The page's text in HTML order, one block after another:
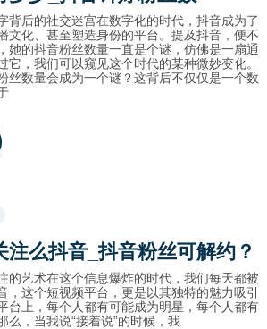
背后的社交迷宫在数字化的时代，抖音成为了
文化、甚至塑造身份的平台。提及抖音，便不
她的抖音粉丝数量一直是个谜，仿佛是一扇通
它，我们可以窥见这个时代的某种微妙变化。
丝数量会成为一个谜？这背后不仅仅是一个数
注么抖音_抖音粉丝可解约？
的艺术在这个信息爆炸的时代，我们每天都被
，这个短视频平台，更是以其独特的魅力吸引
台上，每个人都有可能成为明星，每个人都有
么，当我说“接着说”的时候，我